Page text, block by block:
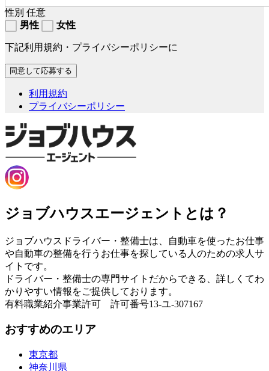
性別 任意
男性
女性
下記利用規約・プライバシーポリシーに
利用規約
プライバシーポリシー
ジョブハウスエージェントとは？
ジョブハウスドライバー・整備士は、自動車を使ったお仕事
や自動車の整備を行うお仕事を探している人のための求人サ
イトです。
ドライバー・整備士の専門サイトだからできる、詳しくてわ
かりやすい情報をご提供しております。
有料職業紹介事業許可 許可番号13-ユ-307167
おすすめのエリア
東京都
神奈川県